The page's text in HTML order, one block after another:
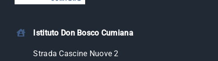
Istituto Don Bosco Cumiana
Strada Cascine Nuove 2